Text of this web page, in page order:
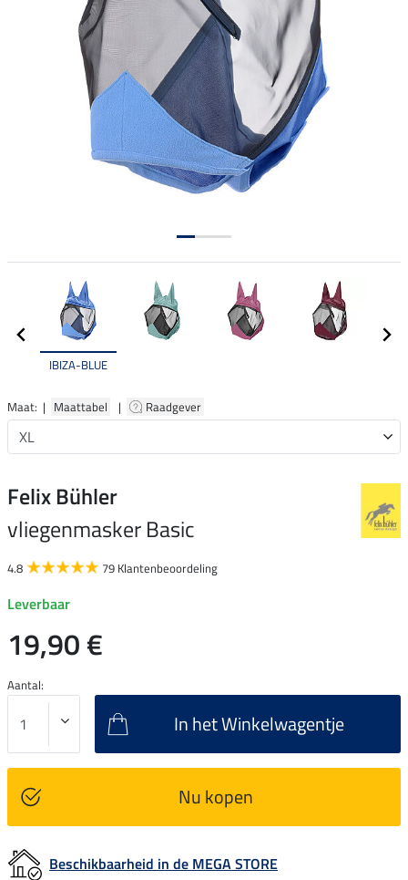
IBIZA-BLUE
Maat: | Maattabel | Raadgever
Felix Bühler
vliegenmasker Basic
4.8 79 Klantenbeoordeling
Leverbaar
19,90 €
Aantal:
In het Winkelwagentje
Nu kopen
Beschikbaarheid in de MEGA STORE